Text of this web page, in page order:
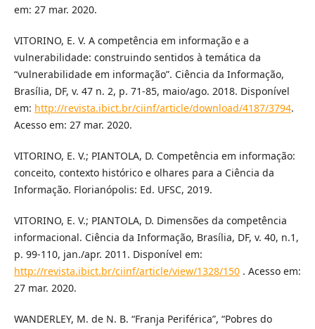
em: 27 mar. 2020.
VITORINO, E. V. A competência em informação e a
vulnerabilidade: construindo sentidos à temática da
“vulnerabilidade em informação”. Ciência da Informação,
Brasília, DF, v. 47 n. 2, p. 71-85, maio/ago. 2018. Disponível
em: http://revista.ibict.br/ciinf/article/download/4187/3794.
Acesso em: 27 mar. 2020.
VITORINO, E. V.; PIANTOLA, D. Competência em informação:
conceito, contexto histórico e olhares para a Ciência da
Informação. Florianópolis: Ed. UFSC, 2019.
VITORINO, E. V.; PIANTOLA, D. Dimensões da competência
informacional. Ciência da Informação, Brasília, DF, v. 40, n.1,
p. 99-110, jan./apr. 2011. Disponível em:
http://revista.ibict.br/ciinf/article/view/1328/150. Acesso em:
27 mar. 2020.
WANDERLEY, M. de N. B. “Franja Periférica”, “Pobres do